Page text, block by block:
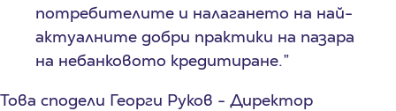
потребителите и налагането на най-
актуалните добри практики на пазара
на небанковото кредитиране.”
Това сподели Георги Руков - Директор